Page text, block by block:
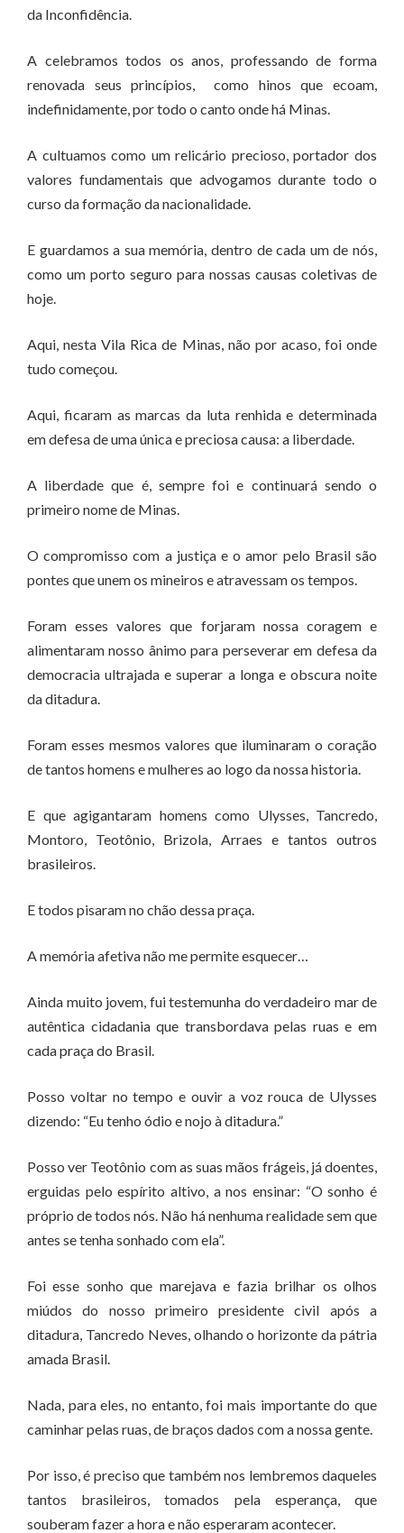
da Inconfidência.
A celebramos todos os anos, professando de forma
renovada seus princípios, como hinos que ecoam,
indefinidamente, por todo o canto onde há Minas.
A cultuamos como um relicário precioso, portador dos
valores fundamentais que advogamos durante todo o
curso da formação da nacionalidade.
E guardamos a sua memória, dentro de cada um de nós,
como um porto seguro para nossas causas coletivas de
hoje.
Aqui, nesta Vila Rica de Minas, não por acaso, foi onde
tudo começou.
Aqui, ficaram as marcas da luta renhida e determinada
em defesa de uma única e preciosa causa: a liberdade.
A liberdade que é, sempre foi e continuará sendo o
primeiro nome de Minas.
O compromisso com a justiça e o amor pelo Brasil são
pontes que unem os mineiros e atravessam os tempos.
Foram esses valores que forjaram nossa coragem e
alimentaram nosso ânimo para perseverar em defesa da
democracia ultrajada e superar a longa e obscura noite
da ditadura.
Foram esses mesmos valores que iluminaram o coração
de tantos homens e mulheres ao logo da nossa historia.
E que agigantaram homens como Ulysses, Tancredo,
Montoro, Teotônio, Brizola, Arraes e tantos outros
brasileiros.
E todos pisaram no chão dessa praça.
A memória afetiva não me permite esquecer…
Ainda muito jovem, fui testemunha do verdadeiro mar de
autêntica cidadania que transbordava pelas ruas e em
cada praça do Brasil.
Posso voltar no tempo e ouvir a voz rouca de Ulysses
dizendo: “Eu tenho ódio e nojo à ditadura.”
Posso ver Teotônio com as suas mãos frágeis, já doentes,
erguidas pelo espírito altivo, a nos ensinar: “O sonho é
próprio de todos nós. Não há nenhuma realidade sem que
antes se tenha sonhado com ela”.
Foi esse sonho que marejava e fazia brilhar os olhos
miúdos do nosso primeiro presidente civil após a
ditadura, Tancredo Neves, olhando o horizonte da pátria
amada Brasil.
Nada, para eles, no entanto, foi mais importante do que
caminhar pelas ruas, de braços dados com a nossa gente.
Por isso, é preciso que também nos lembremos daqueles
tantos brasileiros, tomados pela esperança, que
souberam fazer a hora e não esperaram acontecer.